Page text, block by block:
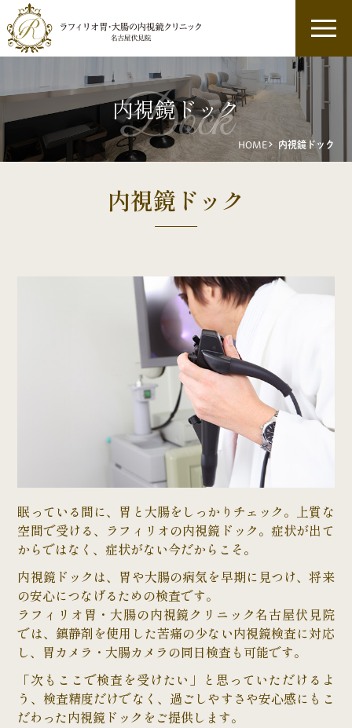
内視鏡ドック
dock HOME 内視鏡ドック
内視鏡ドック
眠っている間に、胃と大腸をしっかりチェック。上質な
空間で受ける、ラフィリオの内視鏡ドック。症状が出て
からではなく、症状がない今だからこそ。
内視鏡ドックは、胃や大腸の病気を早期に見つけ、将来
の安心につなげるための検査です。
ラフィリオ胃・大腸の内視鏡クリニック名古屋伏見院
では、鎮静剤を使用した苦痛の少ない内視鏡検査に対応
し、胃カメラ・大腸カメラの同日検査も可能です。
「次もここで検査を受けたい」と思っていただけるよ
う、検査精度だけでなく、過ごしやすさや安心感にもこ
だわった内視鏡ドックをご提供します。